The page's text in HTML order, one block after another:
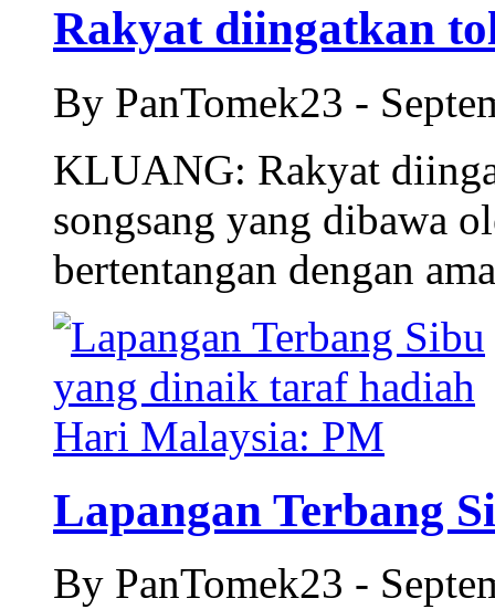
Rakyat diingatkan
By PanTomek23 -
KLUANG: Rakyat
songsang yang dibawa
bertentangan dengan
Lapangan Terbang
By PanTomek23 -